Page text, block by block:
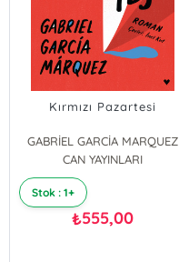
Kırmızı Pazartesi
GABRİEL GARCİA MARQUEZ
CAN YAYINLARI
Stok : 1+
₺555,00